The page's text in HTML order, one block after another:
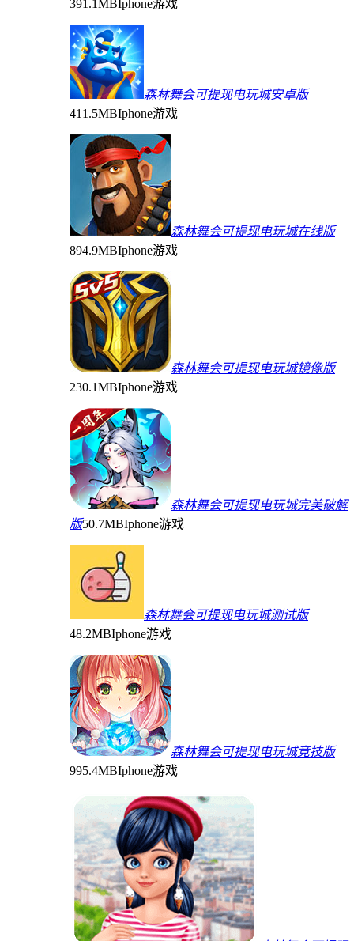
391.1MB Iphone游戏
森林舞会可提现电玩城安卓版
411.5MBIphone游戏
森林舞会可提现电玩城在线版
894.9MBIphone游戏
森林舞会可提现电玩城镜像版
230.1MBIphone游戏
森林舞会可提现电玩城完美破解
版50.7MBIphone游戏
森林舞会可提现电玩城测试版
48.2MBIphone游戏
森林舞会可提现电玩城竞技版
995.4MBIphone游戏